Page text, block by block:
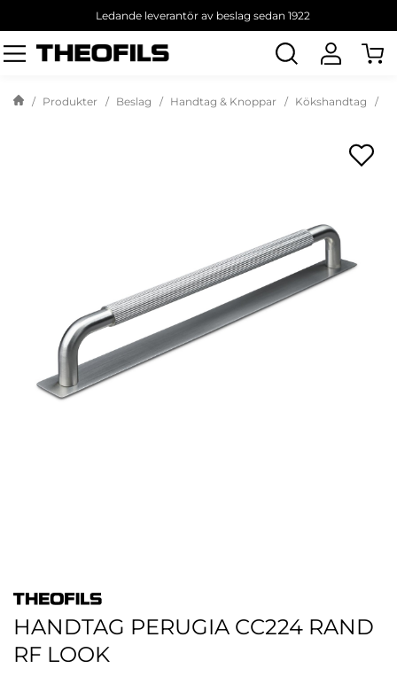
Ledande leverantör av beslag sedan 1922
Sök
produkt
Produkter Beslag Handtag & Knoppar Kökshandtag
HANDTAG PERUGIA CC224 RAND
RF LOOK